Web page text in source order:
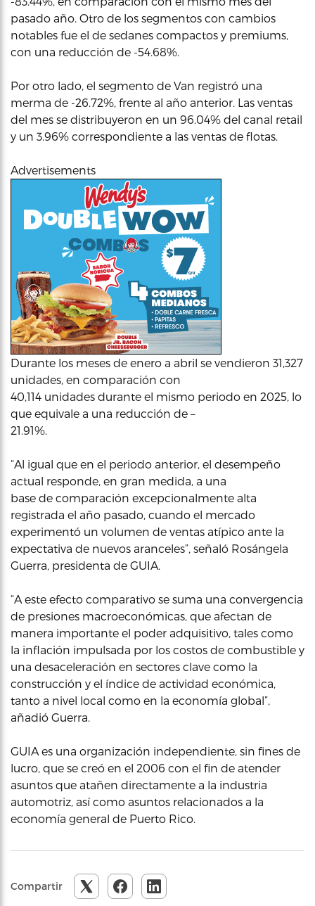
pasado año. Otro de los segmentos con cambios
notables fue el de sedanes compactos y premiums,
con una reducción de -54.68%.
Por otro lado, el segmento de Van registró una
merma de -26.72%, frente al año anterior. Las ventas
del mes se distribuyeron en un 96.04% del canal retail
y un 3.96% correspondiente a las ventas de flotas.
Advertisements
Durante los meses de enero a abril se vendieron 31,327
unidades, en comparación con
40,114 unidades durante el mismo periodo en 2025, lo
que equivale a una reducción de –
21.91%.
“Al igual que en el periodo anterior, el desempeño
actual responde, en gran medida, a una
base de comparación excepcionalmente alta
registrada el año pasado, cuando el mercado
experimentó un volumen de ventas atípico ante la
expectativa de nuevos aranceles”, señaló Rosángela
Guerra, presidenta de GUIA.
“A este efecto comparativo se suma una convergencia
de presiones macroeconómicas, que afectan de
manera importante el poder adquisitivo, tales como
la inflación impulsada por los costos de combustible y
una desaceleración en sectores clave como la
construcción y el índice de actividad económica,
tanto a nivel local como en la economía global”,
añadió Guerra.
GUIA es una organización independiente, sin fines de
lucro, que se creó en el 2006 con el fin de atender
asuntos que atañen directamente a la industria
automotriz, así como asuntos relacionados a la
economía general de Puerto Rico.
Compartir